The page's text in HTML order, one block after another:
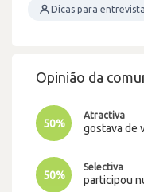
Dicas para entrevista
Opinião da
50%
Atractiva
gostava de
50%
Selectiva
participou